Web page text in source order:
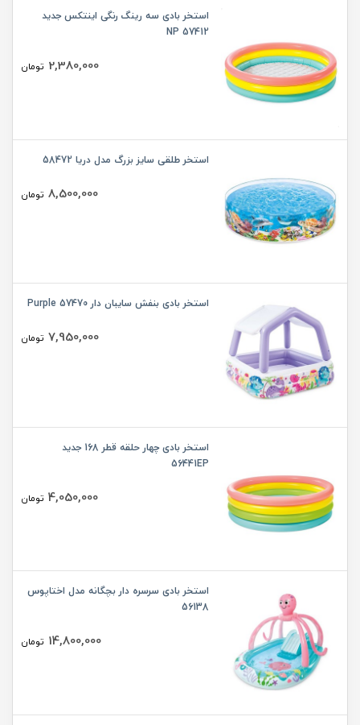
استخر بادی سه رینگ رنگی اینتکس جدید
57412 NP
2,380,000 تومان
استخر طلقی سایز بزرگ مدل دریا 58472
8,500,000 تومان
استخر بادی بنفش سایبان دار 57470 Purple
7,950,000 تومان
استخر بادی چهار حلقه قطر 168 جدید
56441EP
4,050,000 تومان
استخر بادی سرسره دار بچگانه مدل اختاپوس
56138
14,800,000 تومان